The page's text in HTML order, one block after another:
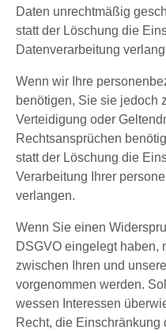
Daten unrechtmäßig
statt der Löschung die
Datenverarbeitung
Wenn wir Ihre
benötigen, Sie sie jedoch
Verteidigung oder
Rechtsansprüchen
statt der Löschung die
Verarbeitung Ihrer
verlangen.
Wenn Sie einen
DSGVO eingelegt haben,
zwischen Ihren und
vorgenommen werden.
wessen Interessen
Recht, die Einschränkung